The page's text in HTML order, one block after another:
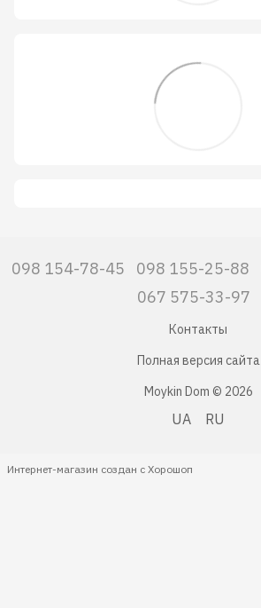
098 154-78-45 098 155-25-88
067 575-33-97
Контакты
Полная версия сайта
Moykin Dom © 2026
UA RU
Интернет-магазин создан с Хорошоп